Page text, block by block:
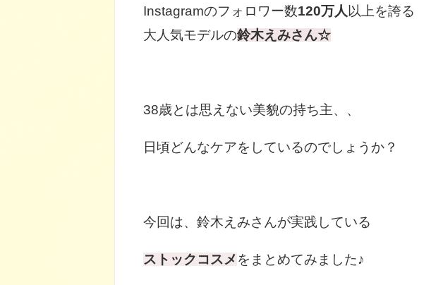
Instagramのフォロワー数120万人 以上を誇る
大人気モデルの鈴木えみさん☆
38歳とは思えない美貌の持ち主、、
日頃どんなケアをしているのでしょうか？
今回は、鈴木えみさんが実践している
ストックコスメ をまとめてみました♪